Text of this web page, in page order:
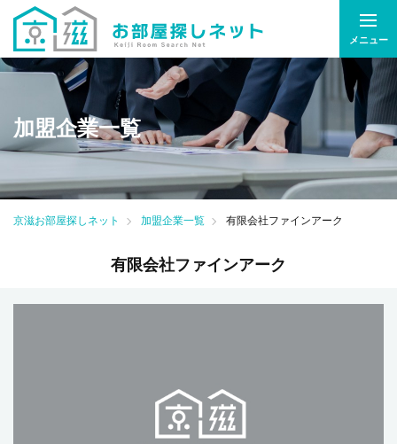
メニュー
加盟企業一覧
京滋お部屋探しネット 加盟企業一覧 有限会社ファインアーク
有限会社ファインアーク